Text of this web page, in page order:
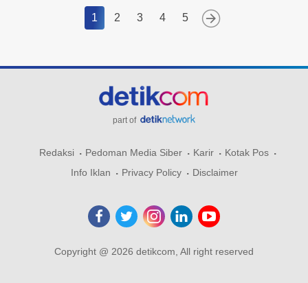
1 2 3 4 5
part of
Redaksi Pedoman Media Siber Karir
Kotak Pos
Info Iklan
Privacy Policy Disclaimer
Copyright @ 2026 detikcom, All right reserved